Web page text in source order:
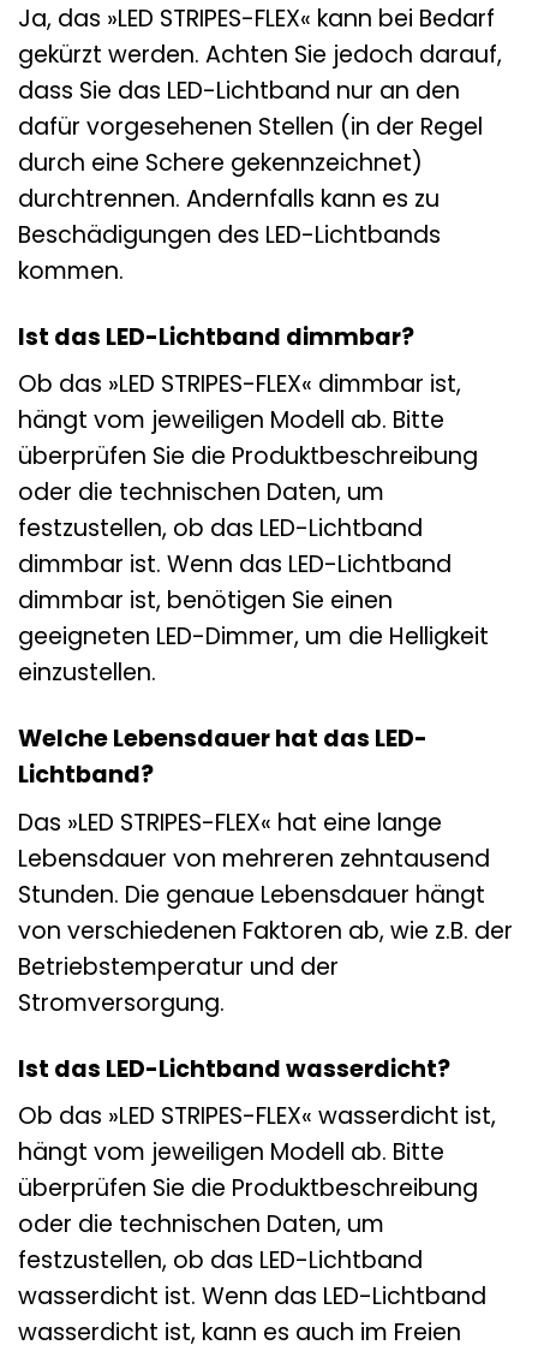
Ja, das »LED STRIPES-FLEX« kann bei Bedarf
gekürzt werden. Achten Sie jedoch darauf,
dass Sie das LED-Lichtband nur an den
dafür vorgesehenen Stellen (in der Regel
durch eine Schere gekennzeichnet)
durchtrennen. Andernfalls kann es zu
Beschädigungen des LED-Lichtbands
kommen.
Ist das LED-Lichtband dimmbar?
Ob das »LED STRIPES-FLEX« dimmbar ist,
hängt vom jeweiligen Modell ab. Bitte
überprüfen Sie die Produktbeschreibung
oder die technischen Daten, um
festzustellen, ob das LED-Lichtband
dimmbar ist. Wenn das LED-Lichtband
dimmbar ist, benötigen Sie einen
geeigneten LED-Dimmer, um die Helligkeit
einzustellen.
Welche Lebensdauer hat das LED-
Lichtband?
Das »LED STRIPES-FLEX« hat eine lange
Lebensdauer von mehreren zehntausend
Stunden. Die genaue Lebensdauer hängt
von verschiedenen Faktoren ab, wie z.B. der
Betriebstemperatur und der
Stromversorgung.
Ist das LED-Lichtband wasserdicht?
Ob das »LED STRIPES-FLEX« wasserdicht ist,
hängt vom jeweiligen Modell ab. Bitte
überprüfen Sie die Produktbeschreibung
oder die technischen Daten, um
festzustellen, ob das LED-Lichtband
wasserdicht ist. Wenn das LED-Lichtband
wasserdicht ist, kann es auch im Freien